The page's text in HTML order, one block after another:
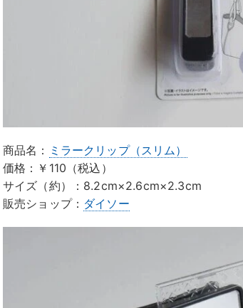
商品名： ミラークリップ（スリム）
価格：￥110（税込）
サイズ（約）：8.2cm×2.6cm×2.3cm
販売ショップ： ダイソー